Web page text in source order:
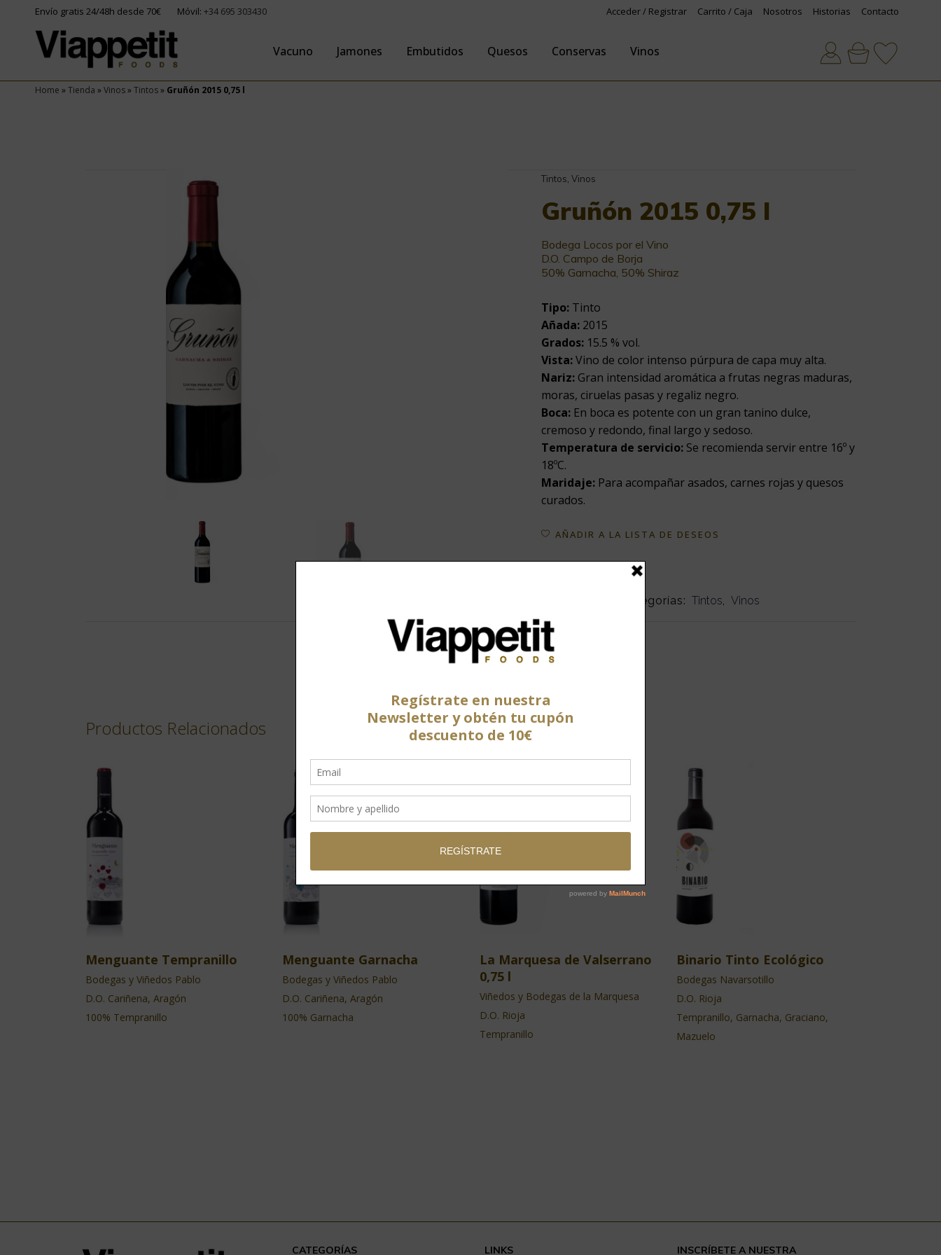
Envío gratis 24/48h desde 70€ Móvil: +34 695 303430 Acceder / Registrar Carrito / Caja Nosotros Historias Contacto
Vacuno Jamones Embutidos Quesos Conservas Vinos
Home »Tienda »Vinos»Tintos» Gruñón 2015 0,75 l
Tintos Vinos
Gruñón 2015 0,75 l
Bodega Locos por el Vino
D.O. Campo de Borja
50% Garnacha, 50% Shiraz
Tipo:Tinto
Añada: 2015
Grados:15.5 % vol.
Vista:Vino de color intenso púrpura de capa muy alta.
Nariz:Gran intensidad aromática a frutas negras maduras,
moras, ciruelas pasas y regaliz negro.
Boca:En boca es potente con un gran tanino dulce,
cremoso y redondo, final largo y sedoso.
Temperatura de servicio:Se recomienda servir entre 16º y
18ºC.
Maridaje:Para acompañar asados, carnes rojas y quesos
curados.
AÑADIR A LA LISTA DE DESEOS
Categorías: Tintos, Vinos
Productos Relacionados
Menguante Tempranillo
Bodegas y Viñedos Pablo
D.O. Cariñena, Aragón
100% Tempranillo
Menguante Garnacha
Bodegas y Viñedos Pablo
D.O. Cariñena, Aragón
100% Garnacha
La Marquesa de Valserrano
0,75 l
Viñedos y Bodegas de la Marquesa
D.O. Rioja
Tempranillo
Binario Tinto Ecológico
Bodegas Navarsotillo
D.O. Rioja
Tempranillo, Garnacha, Graciano,
Mazuelo
CATEGORÍAS LINKS INSCRÍBETE A NUESTRA